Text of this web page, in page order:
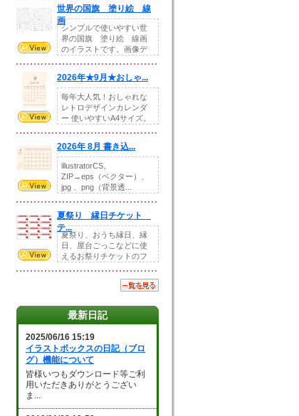
世界の国旗 塗り絵 線
画
シンプルで使いやすい世
界の国旗 塗り絵 線画
のイラストです。画像デ
2026年★9月★おしゃ...
毎年大人気！おしゃれな
レトロデザインカレンダ
ー 使いやすいA4サイズ。
2026年 8月 書き込...
illustratorCS。
ZIP→eps（ベクター）、
jpg 、png（背景透...
夏祭り 縁日チケット
テ...
夏祭り、おうち縁日、縁
日、屋台ごっこなどに使
えるお祭りチケットのフ
最新日記
2025/06/16 15:19
イラストボックスの日記（ブロ
グ）機能について
皆様いつもダウンロード等ご利
用いただきありがとうござい
ま...